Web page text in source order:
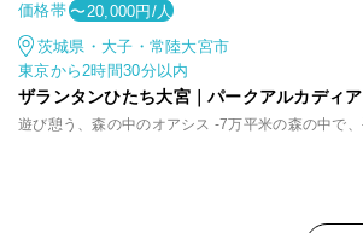
価格帯 〜20,000円/人
茨城県・大子・常陸大宮市
東京から2時間30分以内
ザランタンひたち大宮｜パークアルカディア